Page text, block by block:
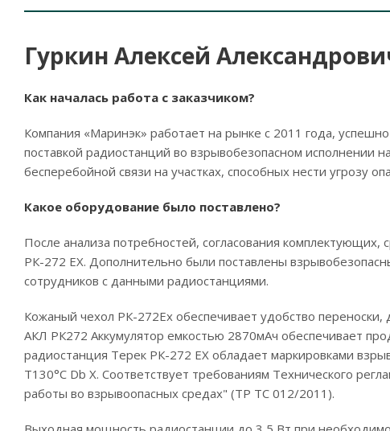
Гуркин Алексей
Как началась работа с заказчиком?
Компания «Маринэк» работает на рынке с 2011 года,
поставкой радиостанций во взрывобезопасном исполнении
бесперебойной связи на участках, способных нести угрозу
Какое оборудование было поставлено?
После анализа потребностей, согласования
РК-272 EX. Дополнительно были поставлены
сотрудников с данными радиостанциями.
Кожаный чехол РК-272Ех обеспечивает удобство
АКЛ РК272 Аккумулятор емкостью 2870мАч обеспечивает
радиостанция Терек РК-272 EX обладает маркировками
Т130°C Db X. Соответствует требованиям Технического
работы во взрывоопасных средах" (ТР ТС 012/2011).